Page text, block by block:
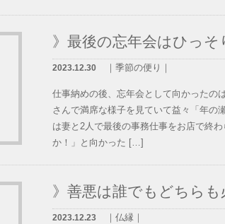
》最後の忘年会はひっそ
2023.12.30 ｜季節の便り｜
仕事納めの後、忘年会として向かったの
さんで満席な様子を見ていて益々「年の
は妻と2人で最後の事務仕事をお店で終
か！」と向かった […]
》善悪は誰でもどちら
2023.12.23 ｜仏縁｜